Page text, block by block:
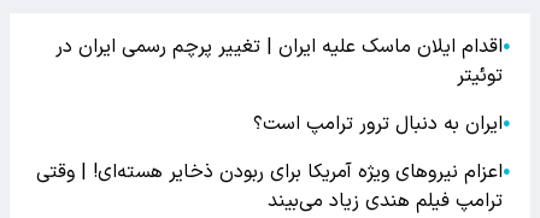
●اقدام ایلان ماسک علیه ایران | تغییر پرچم رسمی ایران در
توئیتر
●ایران به دنبال ترور ترامپ است؟
●اعزام نیروهای ویژه آمریکا برای ربودن ذخایر هسته‌ای! | وقتی
ترامپ فیلم هندی زیاد می‌بیند